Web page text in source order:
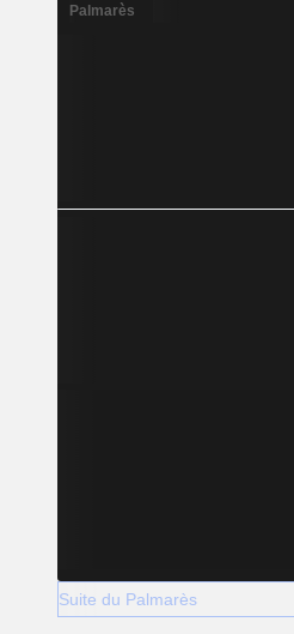
Palmarès
Suite du Palmarès